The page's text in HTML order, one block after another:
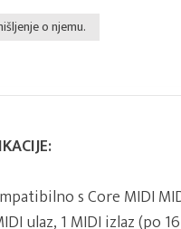
o njemu.
s Core MIDI
ulaz, 1 MIDI izlaz (po